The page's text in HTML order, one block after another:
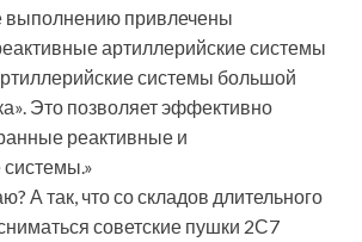
выполнению привлечены
артиллерийскиесистемы
системы большой
Это позволяет эффективно
реактивные и
А так, что со складов длительного
советские пушки 2С7